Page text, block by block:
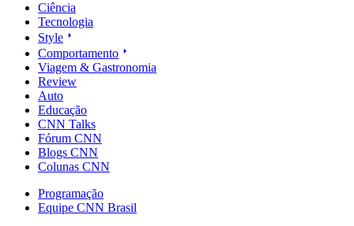
Ciência
Tecnologia
Style
Comportamento
Viagem & Gastronomia
Review
Auto
Educação
CNN Talks
Fórum CNN
Blogs CNN
Colunas CNN
Programação
Equipe CNN Brasil